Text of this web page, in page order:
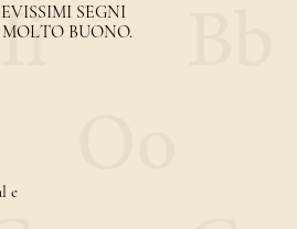
SEGNI
BUONO.
e